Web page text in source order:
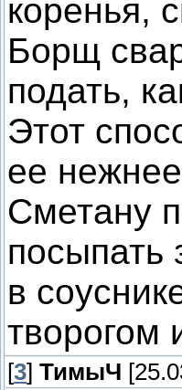
коренья,
Борщ
подать,
Этот
ее
Сметану
посыпать
в
творогом
[3] ТимыЧ